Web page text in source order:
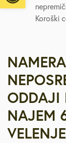
Koroški
ODDAJI
NAJEM